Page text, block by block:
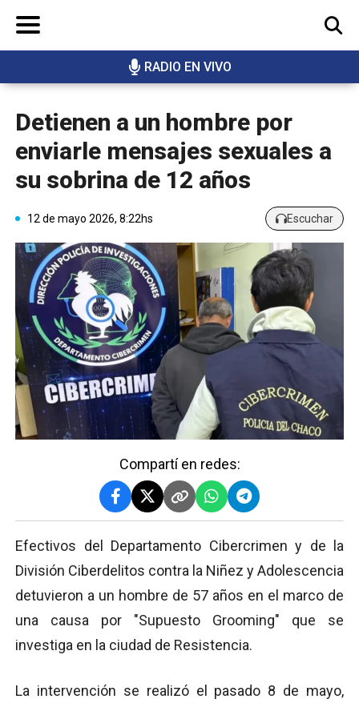
RADIO EN VIVO
BUSCAR
Detienen a un hombre por
enviarle mensajes sexuales a
su sobrina de 12 años
12 de mayo 2026, 8:22hs Escuchar
Compartí en redes:
Efectivos del Departamento Cibercrimen y de la
División Ciberdelitos contra la Niñez y Adolescencia
detuvieron a un hombre de 57 años en el marco de
una causa por "Supuesto Grooming" que se
investiga en la ciudad de Resistencia.
La intervención se realizó el pasado 8 de mayo,